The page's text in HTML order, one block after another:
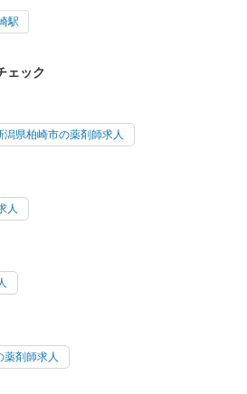
駅
ェック
潟県柏崎市の薬剤師求人
人
剤師求人